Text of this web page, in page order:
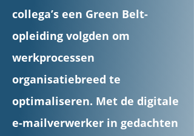
collega’s een Green Belt-
opleiding volgden om
werkprocessen
organisatiebreed te
optimaliseren. Met de digitale
e-mailverwerker in gedachten